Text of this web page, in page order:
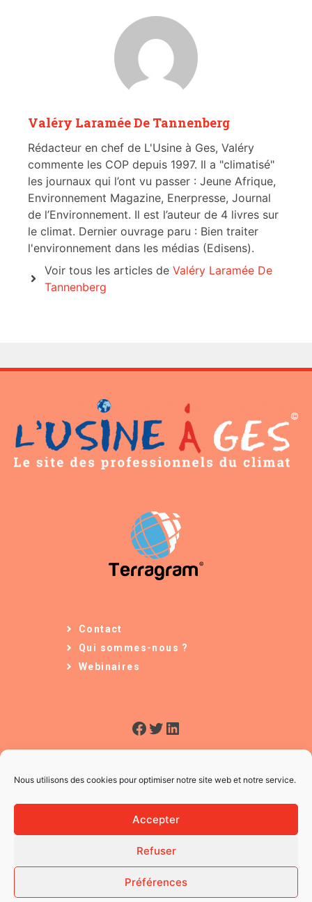
Nous utilisons des cookies pour optimiser notre site web et notre service.
Accepter
Refuser
Préférences
Valéry Laramée De Tannenberg
Rédacteur en chef de L'Usine à Ges, Valéry
commente les COP depuis 1997. Il a "climatisé"
les journaux qui l’ont vu passer : Jeune Afrique,
Environnement Magazine, Enerpresse, Journal
de l’Environnement. Il est l’auteur de 4 livres sur
le climat. Dernier ouvrage paru : Bien traiter
l'environnement dans les médias (Edisens).
Voir tous les articles de Valéry Laramée De
Tannenberg
Contact
Qui sommes-nous ?
Webinaires
Facebook
Twitter
LinkedIn
© 2026 L'Usine à Ges
CGV
Mentions légales